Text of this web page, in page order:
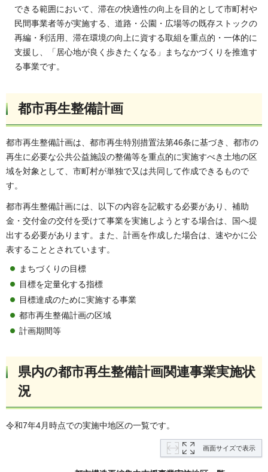
できる範囲において、滞在の快適性の向上を目的として市町村や
民間事業者等が実施する、道路・公園・広場等の既存ストックの
再編・利活用、滞在環境の向上に資する取組を重点的・一体的に
支援し、「居心地が良く歩きたくなる」まちなかづくりを推進す
る事業です。
都市再生整備計画
都市再生整備計画は、都市再生特別措置法第46条に基づき、都市の
再生に必要な公共公益施設の整備等を重点的に実施すべき土地の区
域を対象として、市町村が単独で又は共同して作成できるもので
す。
都市再生整備計画には、以下の内容を記載する必要があり、補助
金・交付金の交付を受けて事業を実施しようとする場合は、国へ提
出する必要があります。また、計画を作成した場合は、速やかに公
表することとされています。
まちづくりの目標
目標を定量化する指標
目標達成のために実施する事業
都市再生整備計画の区域
計画期間等
県内の都市再生整備計画関連事業実施状
況
令和7年4月時点での実施中地区の一覧です。
画面サイズで表示